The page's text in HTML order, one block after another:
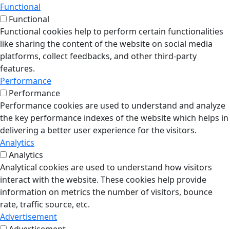
Functional
Functional
Functional cookies help to perform certain functionalities
like sharing the content of the website on social media
platforms, collect feedbacks, and other third-party
features.
Performance
Performance
Performance cookies are used to understand and analyze
the key performance indexes of the website which helps in
delivering a better user experience for the visitors.
Analytics
Analytics
Analytical cookies are used to understand how visitors
interact with the website. These cookies help provide
information on metrics the number of visitors, bounce
rate, traffic source, etc.
Advertisement